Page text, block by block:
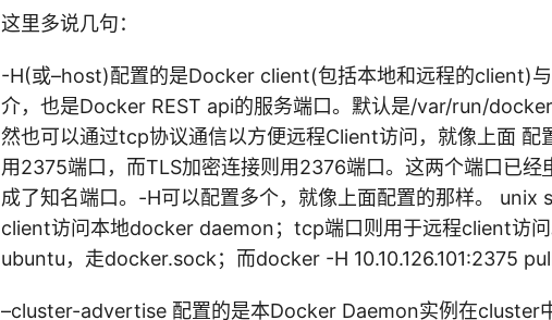
这里多说几句：
-H(或–host)配置的是Docker client(包括本地和远程的client)
介，也是Docker REST api的服务端口。默认是/var/run/
然也可以通过tcp协议通信以方便远程Client访问，就像上面 配
用2375端口，而TLS加密连接则用2376端口。这两个端口已经
成了知名端口。-H可以配置多个，就像上面配置的那样。
client访问本地docker daemon；tcp端口则用于远程client访
ubuntu，走docker.sock；而docker -H 10.10.126.101:2375
–cluster-advertise 配置的是本Docker Daemon实例在cluster